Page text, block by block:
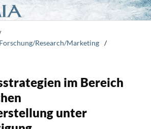
Research/Marketing /
im Bereich
unter